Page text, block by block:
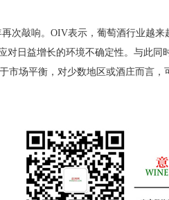
敲响。OIV表示，葡萄酒行业越来
对日益增长的环境不确定性。与此
市场平衡，对少数地区或酒庄而言